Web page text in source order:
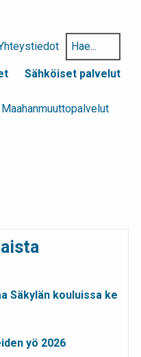
Hae
hakusanalla:
Sähköiset palvelut
Maahanmuuttopalvelut
Säkylän kouluissa ke
yö 2026